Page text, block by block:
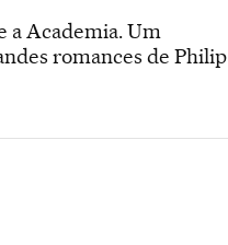
a Academia. Um
romances de Philip